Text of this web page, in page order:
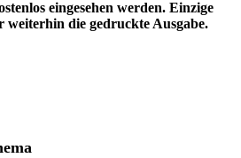
eingesehen werden. Einzige
weiterhin die gedruckte Ausgabe.